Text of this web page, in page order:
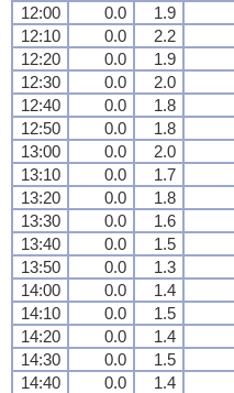
12:00
0.0 1.9
12:10
0.0 2.2
12:20
0.0 1.9
12:30
0.0 2.0
12:40
0.0 1.8
12:50
0.0 1.8
13:00
0.0 2.0
13:10
0.0 1.7
13:20
0.0 1.8
13:30
0.0 1.6
13:40
0.0 1.5
13:50
0.0 1.3
14:00
0.0 1.4
14:10
0.0 1.5
14:20
0.0 1.4
14:30
0.0 1.5
14:40
0.0 1.4